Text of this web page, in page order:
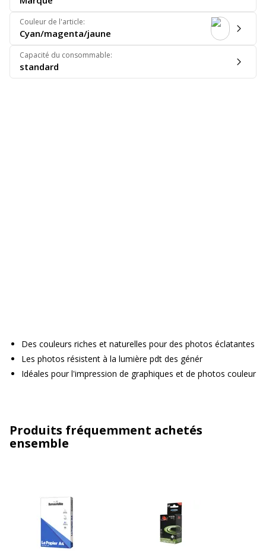
Couleur de l'article:
Cyan/magenta/jaune
Capacité du consommable:
standard
Des couleurs riches et naturelles pour des photos éclatantes
Les photos résistent à la lumière pdt des génér
Idéales pour l'impression de graphiques et de photos couleur
Produits fréquemment achetés
ensemble